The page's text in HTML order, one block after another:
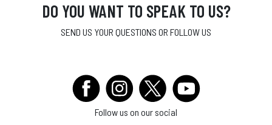
DO YOU WANT TO SPEAK TO US?
SEND US YOUR QUESTIONS OR FOLLOW US
Follow us on our social